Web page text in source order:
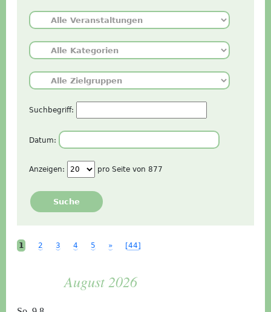
Suchbegriff:
Datum:
Anzeigen: pro Seite von 877
Suche
1 2 3 4 5 » [44]
August 2026